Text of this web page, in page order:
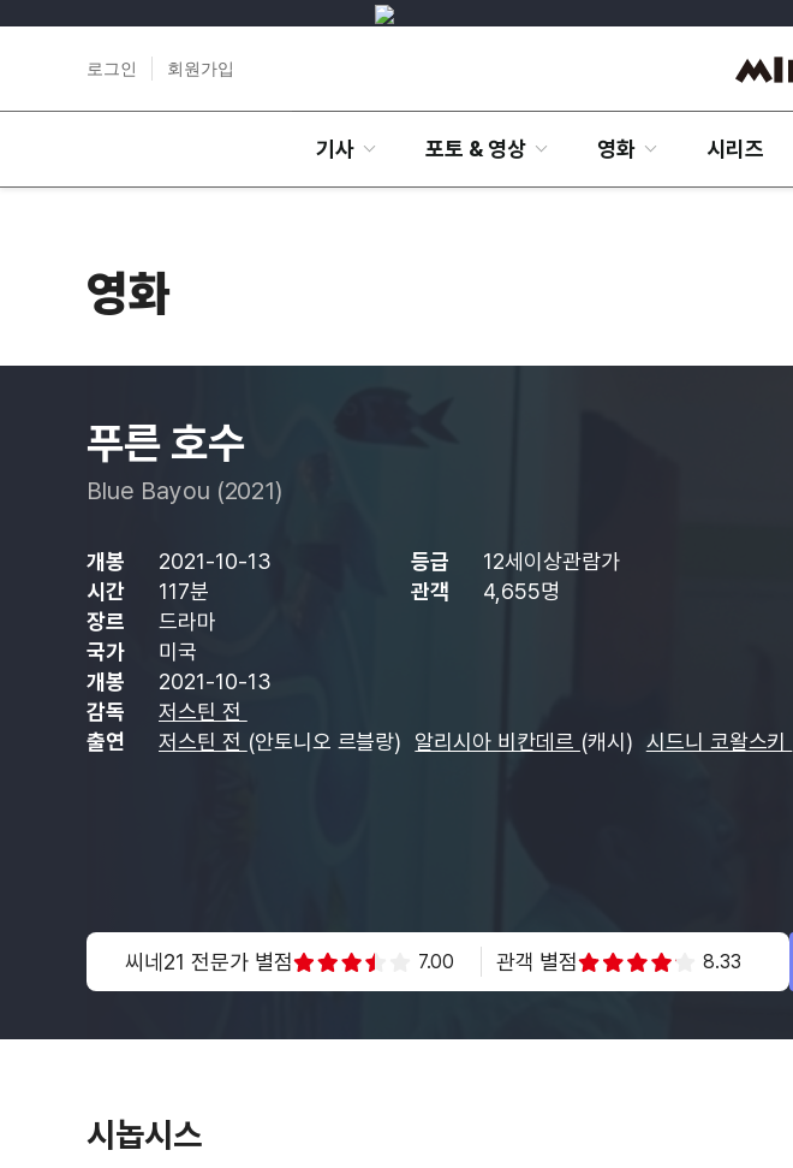
로그인 회원가입
기사 포토 & 영상 영화 시리즈
영화
푸른 호수
Blue Bayou (2021)
개봉 2021-10-13 등급
12세이상관람가
시간
117분 관객
4,655명
장르
드라마
국가
미국
개봉
2021-10-13
감독
저스틴 전
출연
저스틴 전 (안토니오 르블랑) 알리시아 비칸데르 (캐시) 시드니 코왈스키
씨네21 전문가 별점 7.00 관객 별점 8.33
시놉시스